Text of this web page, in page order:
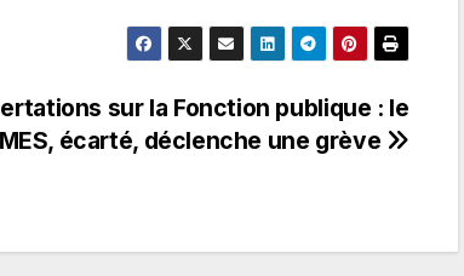
sur la Fonction publique : le
écarté, déclenche une grève